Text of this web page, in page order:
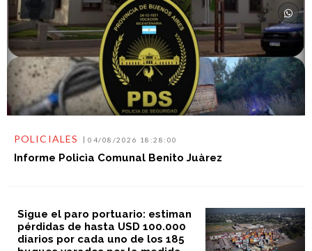
POLICIALES 04/08/2026 18:28:00
Informe Policìa Comunal Benito Juàrez
Sigue el paro portuario: estiman
pérdidas de hasta USD 100.000
diarios por cada uno de los 185